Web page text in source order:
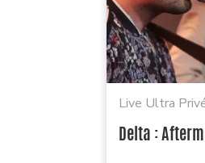
Live Ultra
Delta :